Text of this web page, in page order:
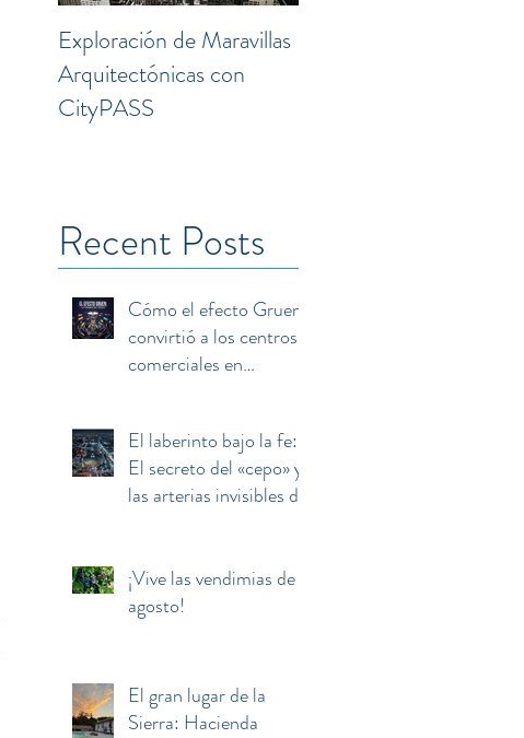
Exploración de Maravillas
Arquitectónicas con
CityPASS
Recent Posts
Cómo el efecto Gruen
convirtió a los centros
comerciales en
del consumidor
El laberinto bajo la fe:
El secreto del «cepo» y
las arterias invisibles de
¡Vive las vendimias de
agosto!
El gran lugar de la
Sierra: Hacienda